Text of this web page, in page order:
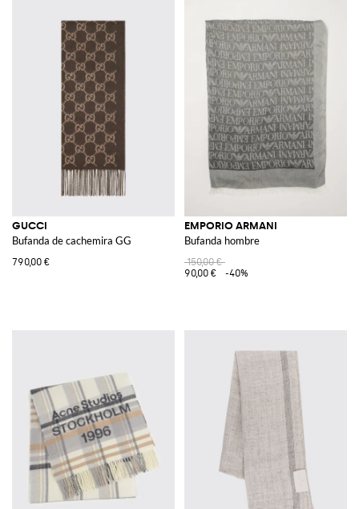
GUCCI
Bufanda de cachemira GG
790,00 €
EMPORIO ARMANI
Bufanda hombre
150,00 €
90,00 €
-40%